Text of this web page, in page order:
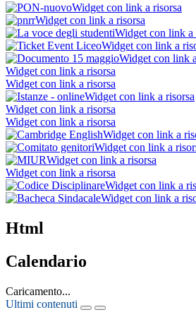
Widget con link a risorsa
Widget con link a risorsa
Widget con link a
Widget con link a
Widget con link
Widget con link a risorsa
Widget con link a risorsa
Widget con link a risorsa
Widget con link a risorsa
Widget con link a risorsa
Widget con link a
Widget con link a
Widget con link a risorsa
Widget con link a risorsa
Widget con link a
Widget con link a
Html
Calendario
Caricamento...
Ultimi contenuti